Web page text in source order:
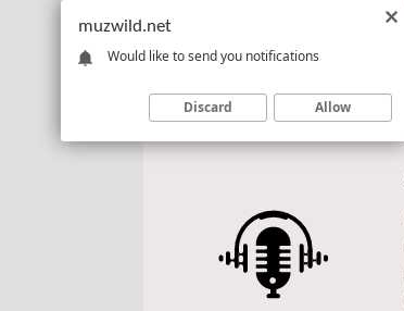
muzwild.net
Would like to send you notifications
Discard Allow